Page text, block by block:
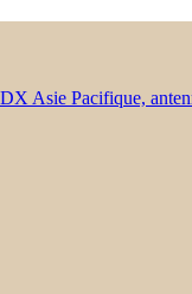
Asie Pacifique,